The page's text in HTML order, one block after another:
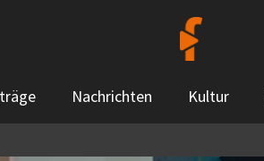
Nachrichten Kultur